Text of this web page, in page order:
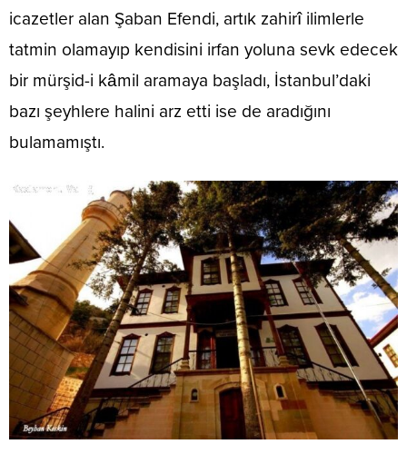
icazetler alan Şaban Efendi, artık zahirî ilimlerle
tatmin olamayıp kendisini irfan yoluna sevk edecek
bir mürşid-i kâmil aramaya başladı, İstanbul’daki
bazı şeyhlere halini arz etti ise de aradığını
bulamamıştı.